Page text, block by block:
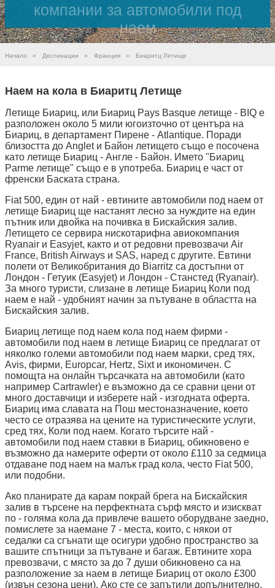
компании за автомобили под
наем
Начало » Дестинации » Франция » Биаритц Летище
Наем на кола в Биаритц Летище
Летище Биариц, или Биариц Pays Basque летище - BIQ е
разположен около 5 мили югоизточно от центъра на
Биариц, в департамент Пирене - Atlantique. Поради
близостта до Anglet и Байон летището също е посочена
като летище Биариц - Англе - Байон. Името "Биариц
Parme летище" също е в употреба. Биариц е част от
френски Баската страна.
Fiat 500, един от най - евтините автомобили под наем от
летище Биариц ще настанят лесно за нуждите на един
пътник или двойка на почивка в Бискайския залив.
Летището се сервира нискотарифна авиокомпания
Ryanair и Easyjet, както и от редовни превозвачи Air
France, British Airways и SAS, наред с другите. Евтини
полети от Великобритания до Biarritz са достъпни от
Лондон - Гетуик (Easyjet) и Лондон - Станстед (Ryanair).
За много туристи, слизане в летище Биариц Коли под
наем е най - удобният начин за пътуване в областта на
Бискайския залив.
Биариц летище под наем кола под наем фирми -
автомобили под наем в летище Биариц се предлагат от
няколко големи автомобили под наем марки, сред тях,
Avis, фирми, Europcar, Hertz, Sixt и икономичен. С
помощта на онлайн търсачката на автомобили (като
например Cartrawler) е възможно да се сравни цени от
много доставчици и изберете най - изгодната оферта.
Биариц има славата на Пош местоназначение, което
често се отразява на цените на туристическите услуги,
сред тях, Коли под наем. Когато търсите най -
автомобили под наем ставки в Биариц, обикновено е
възможно да намерите оферти от около £110 за седмица
отдаване под наем на малък град кола, често Fiat 500,
или подобни.
Ако планирате да карам покрай брега на Бискайския
залив в търсене на перфектната сърф място и изискват
по - голяма кола да привлече вашето оборудване заедно,
помислете за наемане 7 - места, които, с някои от
седалки са сгънати ще осигури удобно пространство за
вашите спътници за пътуване и багаж. Евтините хора
превозвачи, с място за до 7 души обикновено са на
разположение за наем в летище Биариц от около £300
(извън сезона цени). Ако сте се запътили допълнително,